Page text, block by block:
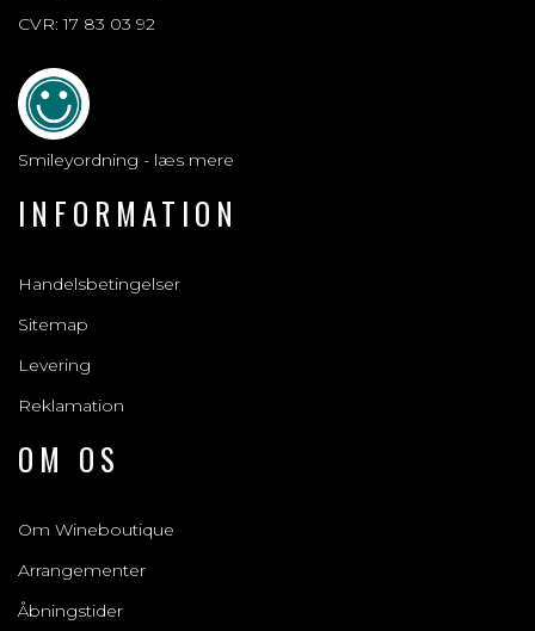
CVR: 17 83 03 92
Smileyordning - læs mere
INFORMATION
Handelsbetingelser
Sitemap
Levering
Reklamation
OM OS
Om Wineboutique
Arrangementer
Åbningstider